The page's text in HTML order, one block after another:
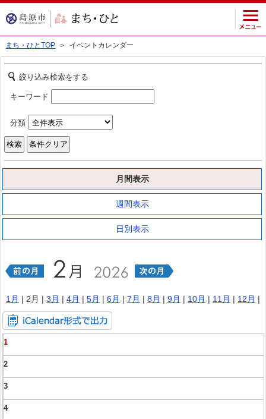
まち・ひとTOP ＞ イベントカレンダー
絞り込み検索をする
キーワード
分類
月間表示
週間表示
日別表示
1月 | 2月 | 3月 | 4月 | 5月 | 6月 | 7月 | 8月 | 9月 | 10月 | 11月 | 12月 |
1
2
3
4